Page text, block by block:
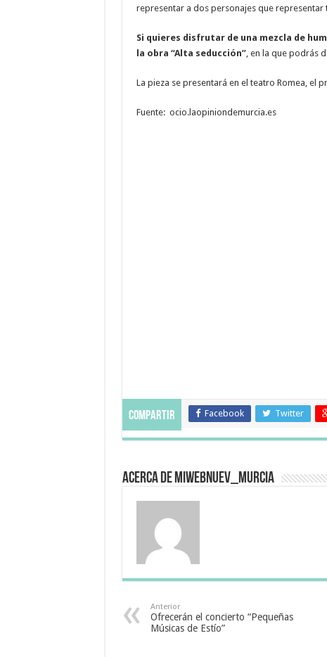
representar a dos personajes que
Si quieres disfrutar de una mezcla de
la obra “Alta seducción”, en la que podrás
La pieza se presentará en el teatro Romea, el
Fuente: ocio.laopiniondemurcia.es
Compartir Facebook Twitter
Acerca de miwebnuev_murcia
Anterior
Ofrecerán el concierto “Pequeñas
Músicas de Estío”